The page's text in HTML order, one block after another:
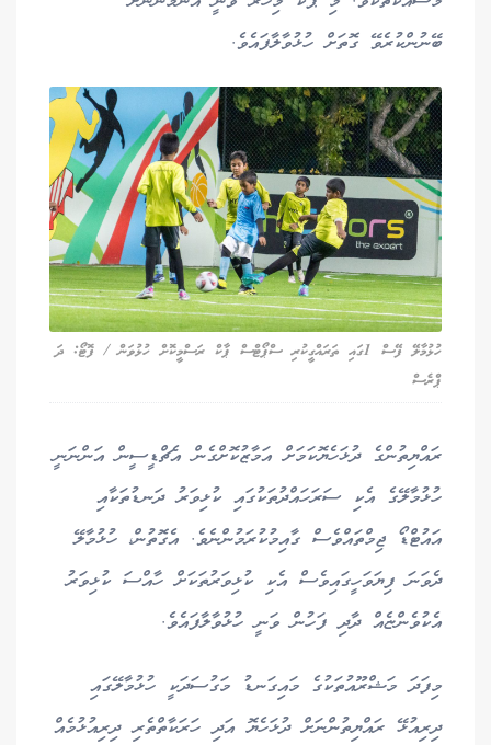
ބޭނުންކުރެވޭ ގޮތަށް ހުޅުވާލާފައެވެ.
ހުޅުމާލޭ ފޭސް 1ގައި ތަރައްގީކުރި ސްޕޯޓްސް ޕާކް ރަސްމީކޮށް ހުޅުވަން / ފޮޓޯ: ދަ
ޕްރެސް
ރައްޔިތުންގެ ދުޅަހެޔޮކަމަށް އަމާޒުކޮށްގެން އެޗްޑީސީން އަންނަނީ
ހުޅުމާލޭގެ އެކި ސަރަހައްދުތަކުގައި ކުޅިވަރު ދަނޑުތަކާއި
އައުޓްޑޯ ޖިމްތައްވެސް ގާއިމުކުރަމުންނެވެ. އެގޮތުން، ހުޅުމާލޭ
ދެވަނަ ފިޔަވަހީގައިވެސް އެކި ކުޅިވަރުތަކަށް ހާއްސަ ކުޅިވަރު
އެކުވެންޏެއް ދާދި ފަހުން ވަނީ ހުޅުވާލާފައެވެ.
މިފަދަ މަޝްރޫއުތަކުގެ މައިގަނޑު މަގުސަދަކީ ހުޅުމާލޭގައި
ދިރިއުޅޭ ރައްޔިތުންނަށް ދުޅަހެޔޮ އަދި ހަރަކާތްތެރި ދިރިއުޅުމެއް